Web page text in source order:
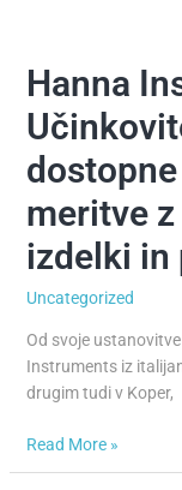
Hanna
meritve
izdelki in
Uncategorized
Od svoje
Instruments iz
drugim tudi v Koper,
Hanna
Instruments-
Učinkovite
cenovno
dostopne
za
z
neprekosljivimi
izdelki
podporo.
Read More »